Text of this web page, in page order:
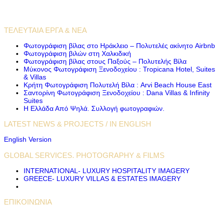
ΤΕΛΕΥΤΑΊΑ ΈΡΓΑ & ΝΈΑ
Φωτογράφιση βίλας στο Ηράκλειο – Πολυτελές ακίνητο Airbnb
Φωτογράφιση βιλών στη Χαλκιδική
Φωτογράφιση βίλας στους Παξούς – Πολυτελής Βίλα
Μύκονος Φωτογράφιση Ξενοδοχείου : Tropicana Hotel, Suites
& Villas
Κρήτη Φωτογράφιση Πολυτελή Βίλα : Arvi Beach House East
Σαντορίνη Φωτογράφιση Ξενοδοχείου : Dana Villas & Infinity
Suites
Η Ελλάδα Από Ψηλά. Συλλογή φωτογραφιών.
LATEST NEWS & PROJECTS / IN ENGLISH
English Version
GLOBAL SERVICES. PHOTOGRAPHY & FILMS
INTERNATIONAL- LUXURY HOSPITALITY IMAGERY
GREECE- LUXURY VILLAS & ESTATES IMAGERY
ΕΠΙΚΟΙΝΩΝΙΑ